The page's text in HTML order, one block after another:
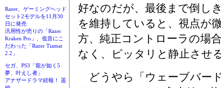
Razer、ゲーミングヘッド
セット2モデルを11月30
日に発売
汎用性が売りの「Razer
Kraken Pro」、低音にこ
だわった「Razer Tiamat
2.2」
セガ、PS3「龍が如く5
夢、叶えし者」
アナザードラマ続報！ 遥
好なのだが、最後まで倒し
を維持していると、視点が
方、純正コントローラの場
なく、ピッタリと静止させ
どうやら「ウェーブバー